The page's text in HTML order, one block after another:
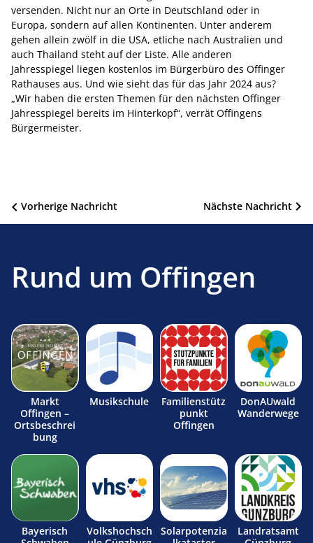
versenden. Nicht nur an Orte in Deutschland oder in
Europa, sondern auf allen Kontinenten. Unter anderem
gehen allein zwölf in die USA, etliche nach Australien und
auch Thailand steht auf der Liste. Alle anderen
Jahresspiegel liegen kostenlos im Bürgerbüro des Offinger
Rathauses aus. Und wie sieht das für das Jahr 2024 aus?
„Wir haben die ersten Themen für den nächsten Offinger
Jahresspiegel bereits im Hinterkopf“, verrät Offingens
Bürgermeister.
Beitragsnavigation Nächste Nachricht
Vorherige Nachricht
Rund um Offingen
Markt
Offingen –
Ortsbeschrei
bung
Musikschule
Familienstütz
punkt
Offingen
DonAUwald
Wanderwege
Bayerisch
Volkshochsch
Solarpotenzia
Landratsamt